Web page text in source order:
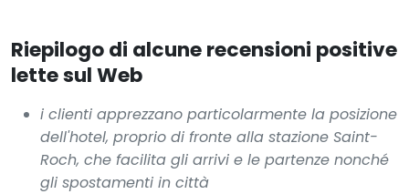
Riepilogo di alcune recensioni positive
lette sul Web
i clienti apprezzano particolarmente la posizione
dell'hotel, proprio di fronte alla stazione Saint-
Roch, che facilita gli arrivi e le partenze nonché
gli spostamenti in città